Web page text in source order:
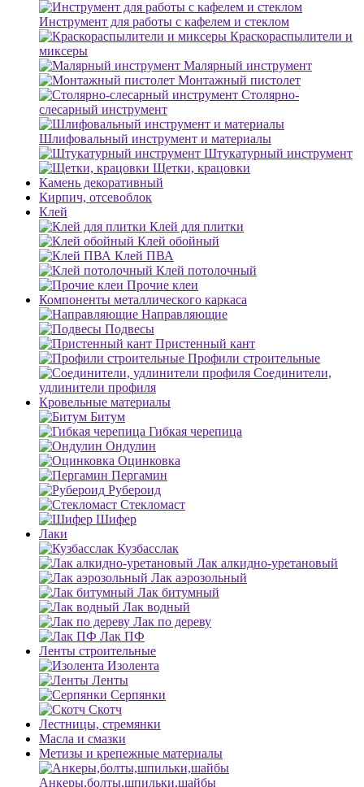
Инструмент для работы с кафелем и стеклом
Краскораспылители и
миксеры
Малярный инструмент
Монтажный пистолет
Столярно-
слесарный инструмент
Шлифовальный инструмент и материалы
Штукатурный инструмент
Щетки, крацовки
Камень декоративный
Кирпич, отсевоблок
Клей
Клей для плитки
Клей обойный
Клей ПВА
Клей потолочный
Прочие клеи
Компоненты металлического каркаса
Направляющие
Подвесы
Пристенный кант
Профили строительные
Соединители,
удлинители профиля
Кровельные материалы
Битум
Гибкая черепица
Ондулин
Оцинковка
Пергамин
Рубероид
Стекломаст
Шифер
Лаки
Кузбасслак
Лак алкидно-уретановый
Лак аэрозольный
Лак битумный
Лак водный
Лак по дереву
Лак ПФ
Ленты строительные
Изолента
Ленты
Серпянки
Скотч
Лестницы, стремянки
Масла и смазки
Метизы и крепежные материалы
Анкеры,болты,шпильки,шайбы